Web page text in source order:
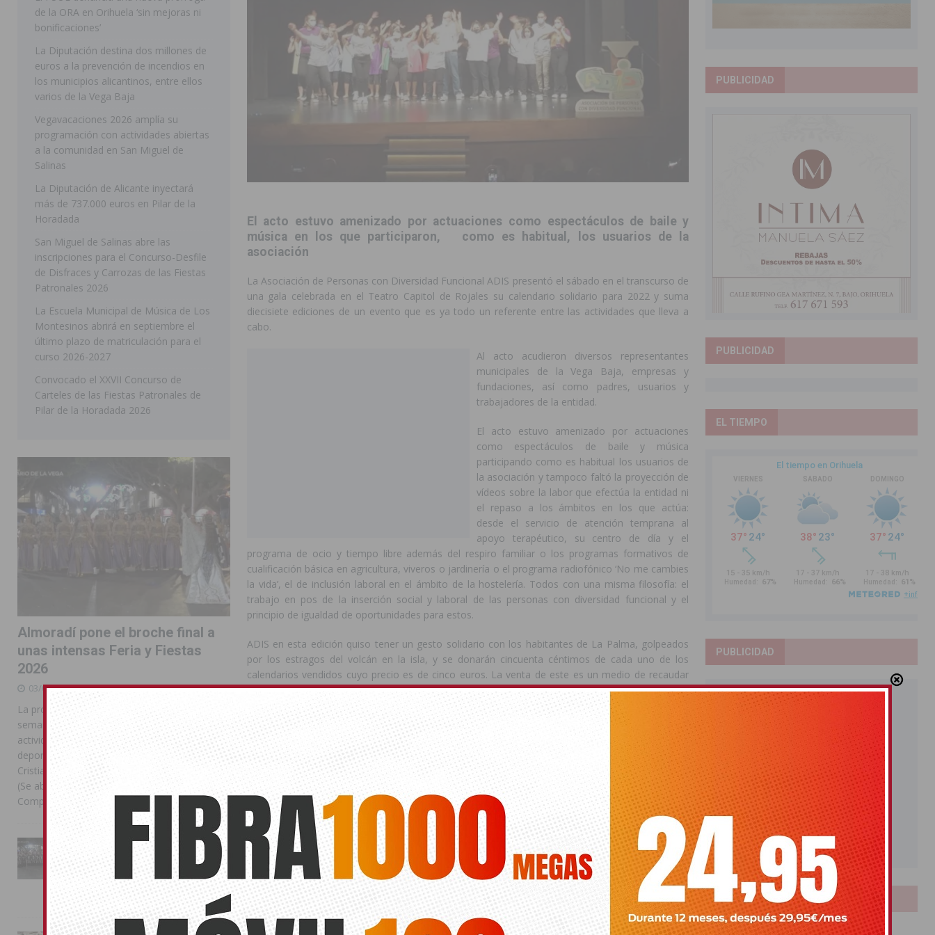
BENEJUZAR
[ 06/08/2026 ] Orihuela continúa mejorando los parques infantiles del municipio con nuevas actuaciones en la costa y las
pedanías
ORIHUELA
[ 06/08/2026 ]
El PP de Guardamar lleva al Pleno dos mociones para pedir responsabilidades y dimisiones
GUARDAMAR
[ 05/08/2026 ] Orihuela ultima diferentes soluciones para garantizar la seguridad y la continuidad educativa del alumnado del
CEIP Virgen de la Puerta
ORIHUELA
[ 07/08/2026 ] Bigastro se viste de gala para la coronación de la Corte 2026
[ 06/08/2026 ]
Redován presenta la programación de sus Fiestas Patronales en honor a la Virgen de la Salud y San Miguel
Arcángel
REDOVÁN
[ 06/08/2026 ]
El PSOE denuncia una nueva prórroga de la ORA en Orihuela ‘sin mejoras ni bonificaciones’ ORIHUELA
El acto estuvo amenizado por actuaciones como espectáculos de baile y
música en los que participaron, como es habitual, los usuarios de la
asociación
La Asociación de Personas con Diversidad Funcional ADIS presentó el sábado en el transcurso de
una gala celebrada en el Teatro Capitol de Rojales su calendario solidario para 2022 y suma
diecisiete ediciones de un evento que es ya todo un referente entre las actividades que lleva a
cabo.
Al acto acudieron diversos representantes
municipales de la Vega Baja, empresas y
fundaciones, así como padres, usuarios y
trabajadores de la entidad.
El acto estuvo amenizado por actuaciones
como espectáculos de baile y música
participando como es habitual los usuarios de
la asociación y tampoco faltó la proyección de
vídeos sobre la labor que efectúa la entidad ni
el repaso a los ámbitos en los que actúa:
desde el servicio de atención temprana al
apoyo terapéutico, su centro de día y el
programa de ocio y tiempo libre además del respiro familiar o los programas formativos de
cualificación básica en agricultura, viveros o jardinería o el programa radiofónico ‘No me cambies
la vida’, el de inclusión laboral en el ámbito de la hostelería. Todos con una misma filosofía: el
trabajo en pos de la inserción social y laboral de las personas con diversidad funcional y el
principio de igualdad de oportunidades para estos.
ADIS en esta edición quiso tener un gesto solidario con los habitantes de La Palma, golpeados
por los estragos del volcán en la isla, y se donarán cincuenta céntimos de cada uno de los
calendarios vendidos cuyo precio es de cinco euros. La venta de este es un medio de recaudar
fondos por parte de ADIS y sufragar algunas de las actividades y programas que se llevan a cabo
En el acto la presidenta de ADIS, Lourdes Pérez, hizo referencia al impacto de la pandemia del
Covid “que arrasó muchas vidas a nivel sanitario pero también en el económico y social. Además
ha afectado fuertemente a las personas con discapacidad con importantes consecuencias
directas sobre su salud, desarrollo social o laboral. A las habituales barreras que padecen se ha
sumado el retraso o anulación de sus citas médicas, el cierre de sus centros de educación
especial o la suspensión de tratamientos rehabilitadores, la pérdida de empleo por parte de sus
familiares y el aislamiento social.
Todo ello con importantes secuelas psicosociales”. Asimismo resaltó que “desde ADIS
entendimos que el papel de una asociación era llenar ese hueco y llegar a donde las
administraciones públicas no llegaban, ahora más que nunca”. Lourdes Pérez resaltó que “esta
noche queremos hacer un reconocimiento muy especial a aquellas entidades, empresas y
ayuntamientos que han contribuido económicamente a que pudiéramos materializar esa ayuda a
las distintas familias que conforman ADIS. Ayuntamientos y empresas que han seguido apoyando
de la ORA en Orihuela ‘sin mejoras ni
bonificaciones’
La Diputación destina dos millones de
euros a la prevención de incendios en
los municipios alicantinos, entre ellos
varios de la Vega Baja
Vegavacaciones 2026 amplía su
programación con actividades abiertas
a la comunidad en San Miguel de
Salinas
La Diputación de Alicante inyectará
más de 737.000 euros en Pilar de la
Horadada
San Miguel de Salinas abre las
inscripciones para el Concurso-Desfile
de Disfraces y Carrozas de las Fiestas
Patronales 2026
La Escuela Municipal de Música de Los
Montesinos abrirá en septiembre el
último plazo de matriculación para el
curso 2026-2027
Convocado el XXVII Concurso de
Carteles de las Fiestas Patronales de
Pilar de la Horadada 2026
Almoradí pone el broche final a
unas intensas Feria y Fiestas
2026
03/08/2026
La programación reunió durante más de una
semana actos institucionales, conciertos,
actividades familiares, competiciones
deportivas y las celebraciones de Moros y
Cristianos Compártelo: Comparte en Facebook
(Se abre en una ventana nueva) Facebook
Compartir en
La Entrada Cristiana llena de
esplendor las calles de
Almoradí en una multitudinaria
jornada festera
02/08/2026
PUBLICIDAD
PUBLICIDAD
EL TIEMPO
PUBLICIDAD
LOTERIAS